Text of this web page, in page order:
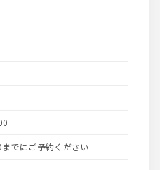
までにご予約ください